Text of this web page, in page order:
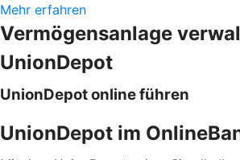
Mehr erfahren
Vermögensanlage
UnionDepot
UnionDepot online führen
UnionDepot im